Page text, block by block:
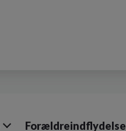
Forældreindflydelse